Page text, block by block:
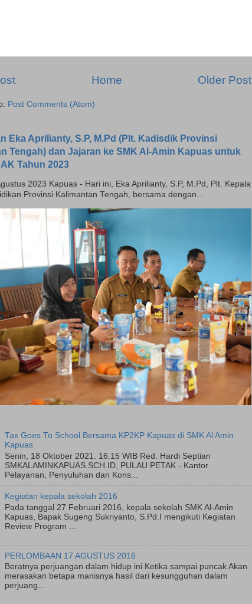
Older Post
Home
Post Comments (Atom)
Eka Aprilianty, S.P, M.Pd (Plt. Kadisdik Provinsi
Tengah) dan Jajaran ke SMK Al-Amin Kapuas untuk
Tahun 2023
2023 Kapuas - Hari ini, Eka Aprilianty, S.P, M.Pd, Plt. Kepala
Provinsi Kalimantan Tengah, bersama dengan...
Tax Goes To School Bersama KP2KP Kapuas di SMK Al Amin
Kapuas
Senin, 18 Oktober 2021. 16.15 WIB Red. Hardi Septian
SMKALAMINKAPUAS.SCH.ID, PULAU PETAK - Kantor
Pelayanan, Penyuluhan dan Kons...
Kegiatan kepala sekolah 2016
Pada tanggal 27 Februari 2016, kepala sekolah SMK Al-Amin
Kapuas, Bapak Sugeng Sukriyanto, S.Pd.I mengikuti Kegiatan
Review Program ...
PERLOMBAAN 17 AGUSTUS 2016
Beratnya perjuangan dalam hidup ini Ketika sampai puncak Akan
merasakan betapa manisnya hasil dari kesungguhan dalam
perjuang...